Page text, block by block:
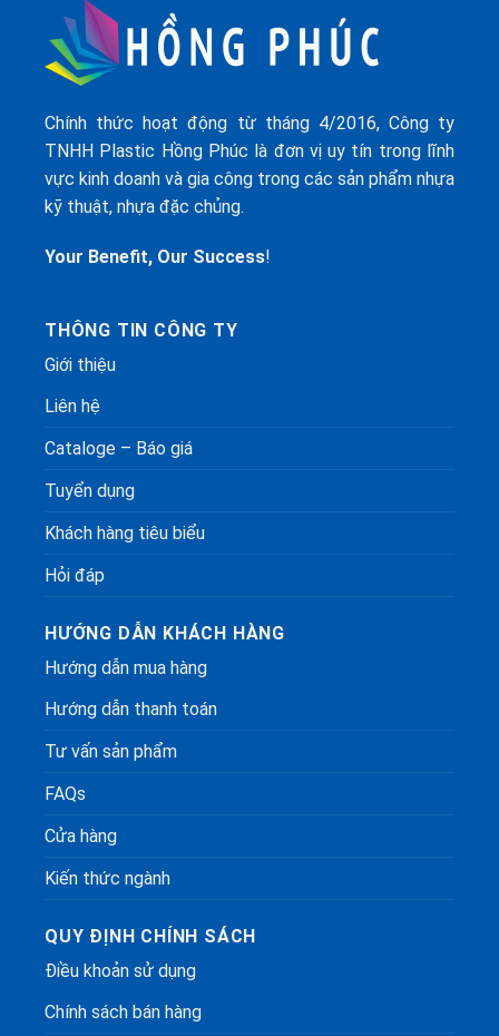
Chính thức hoạt động từ tháng 4/2016, Công ty
TNHH Plastic Hồng Phúc là đơn vị uy tín trong lĩnh
vực kinh doanh và gia công trong các sản phẩm nhựa
kỹ thuật, nhựa đặc chủng.
Your Benefit, Our Success!
THÔNG TIN CÔNG TY
Giới thiệu
Liên hệ
Cataloge – Báo giá
Tuyển dụng
Khách hàng tiêu biểu
Hỏi đáp
HƯỚNG DẪN KHÁCH HÀNG
Hướng dẫn mua hàng
Hướng dẫn thanh toán
Tư vấn sản phẩm
FAQs
Cửa hàng
Kiến thức ngành
QUY ĐỊNH CHÍNH SÁCH
Điều khoản sử dụng
Chính sách bán hàng